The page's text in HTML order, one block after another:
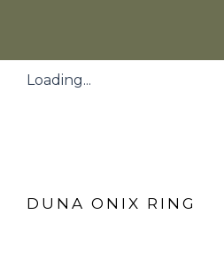
Loading...
DUNA ONIX RING